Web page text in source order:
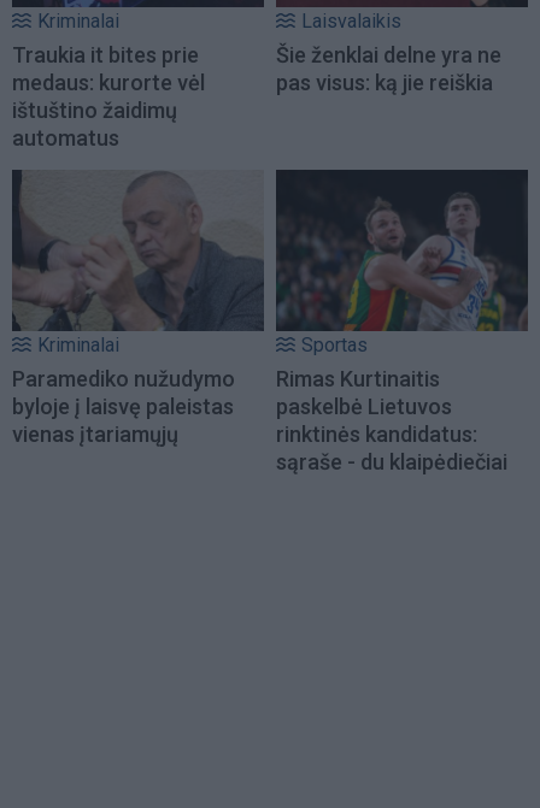
Kriminalai
Traukia it bites prie
medaus: kurorte vėl
ištuštino žaidimų
automatus
Laisvalaikis
Šie ženklai delne yra ne
pas visus: ką jie reiškia
Kriminalai
Paramediko nužudymo
byloje į laisvę paleistas
vienas įtariamųjų
Sportas
Rimas Kurtinaitis
paskelbė Lietuvos
rinktinės kandidatus:
sąraše - du klaipėdiečiai